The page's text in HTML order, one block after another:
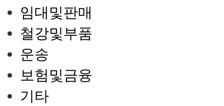
임대및판매
철강및부품
운송
보험및금융
기타